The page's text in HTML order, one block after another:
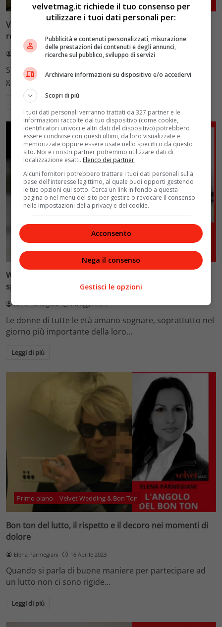
Velvet Bon Ton: Fiori ad un uomo, quando e come
regalarli?
Elena Parmegiani 28 Maggio 2023
Si possono regalare dei fiori ad un uomo? Un tempo il
galateo era assolutamente contrario,…
Leggi di più
Wedding dress come sceglierlo? L’identikit dell’abito da
sposa ideale
Elena Parmegiani 7 Maggio 2023
Le donne di tutte le età amano sognare, soprattutto nel
giorno più importante della loro…
Leggi di più
Primo piano Velvet Wedding & Bon Ton
Bon ton del lutto, il rispetto e il decoro nei momenti di
dolore
Elena Parmegiani 16 Aprile 2023
Quando si parla di buone maniere per partecipare ad
un lutto non ci sono rigide…
Leggi di più
velvetmag.it richiede il tuo consenso per
utilizzare i tuoi dati personali per:
Pubblicità e contenuti personalizzati, misurazione
delle prestazioni dei contenuti e degli annunci,
ricerche sul pubblico, sviluppo di servizi
Archiviare informazioni su dispositivo e/o accedervi
Scopri di più
I tuoi dati personali verranno trattati da 327 partner e le
informazioni raccolte dal tuo dispositivo (come cookie,
identificatori univoci e altri dati del dispositivo) potrebbero
essere condivise con questi ultimi, da loro visualizzate e
memorizzate oppure essere usate nello specifico da questo
sito. Noi e i nostri partner potremmo utilizzare dati di
localizzazione esatti. Elenco dei partner.
Alcuni fornitori potrebbero trattare i tuoi dati personali sulla
base dell'interesse legittimo, al quale puoi opporti gestendo
le tue opzioni qui sotto. Cerca un link in fondo a questa
pagina o nel menu del sito per gestire o revocare il consenso
nelle impostazioni della privacy e dei cookie.
Acconsento
Nega il consenso
Gestisci le opzioni